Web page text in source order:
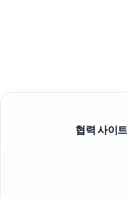
협력 사이트